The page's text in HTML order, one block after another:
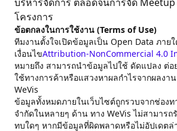
บริหารจัดการ ตลอดจนการจัด Meetup
โครงการ
ข้อตกลงในการใช้งาน (Terms of Use)
ทีมงานตั้งใจเปิดข้อมูลเป็น Open Data ภาย
เงื่อนไขAttribution-NonCommercial 4.0
หมายถึง สามารถนำข้อมูลไปใช้ ดัดแปลง ต่
ใช้ทางการค้าหรือแสวงหาผลกำไรจากผลงา
WeVis
ข้อมูลทั้งหมดภายในเว็บไซต์ถูกรวบจากช่องท
จำกัดในหลายๆ ด้าน ทาง WeVis ไม่สามาร
ทบใดๆ หากมีข้อมูลที่ผิดพลาดหรือไม่อัปเดต